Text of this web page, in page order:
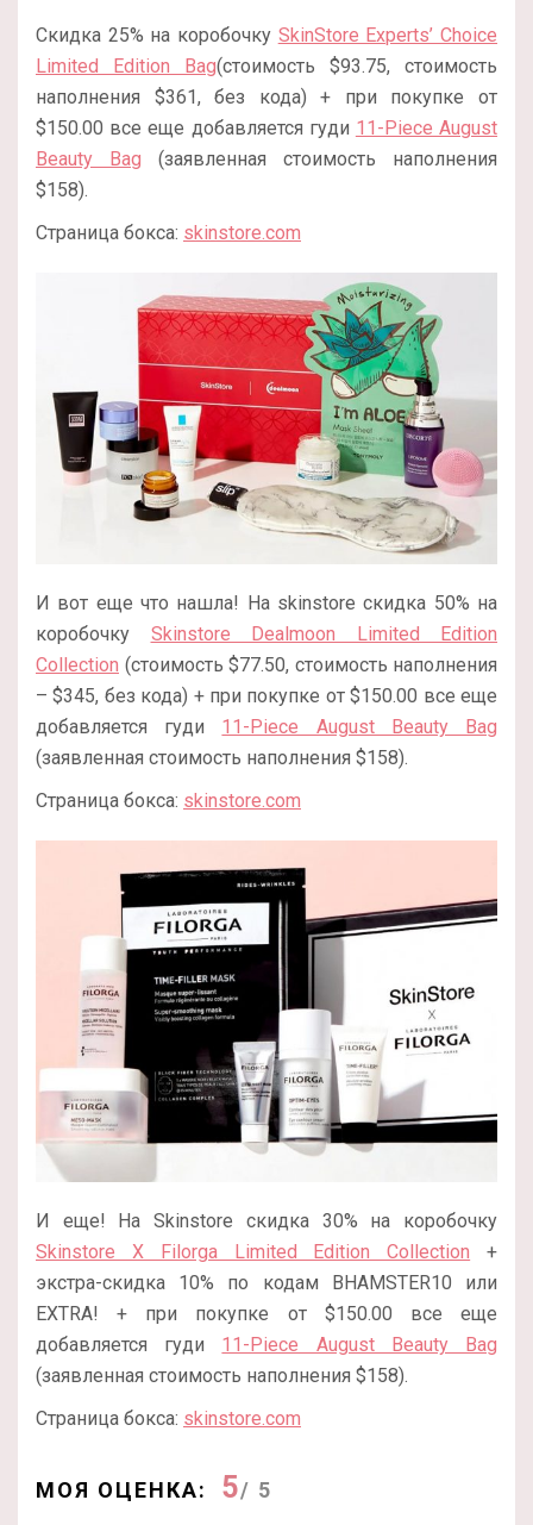
Скидка 25% на коробочку SkinStore Experts’ Choice
Limited Edition Bag(стоимость $93.75, стоимость
наполнения $361, без кода) + при покупке от
$150.00 все еще добавляется гуди 11-Piece August
Beauty Bag (заявленная стоимость наполнения
$158).
Страница бокса: skinstore.com
И вот еще что нашла! На skinstore скидка 50% на
коробочку Skinstore Dealmoon Limited Edition
Collection (стоимость $77.50, стоимость наполнения
– $345, без кода) + при покупке от $150.00 все еще
добавляется гуди 11-Piece August Beauty Bag
(заявленная стоимость наполнения $158).
Страница бокса: skinstore.com
И еще! На Skinstore скидка 30% на коробочку
Skinstore X Filorga Limited Edition Collection +
экстра-скидка 10% по кодам BHAMSTER10 или
EXTRA! + при покупке от $150.00 все еще
добавляется гуди 11-Piece August Beauty Bag
(заявленная стоимость наполнения $158).
Страница бокса: skinstore.com
МОЯ ОЦЕНКА: 5/ 5